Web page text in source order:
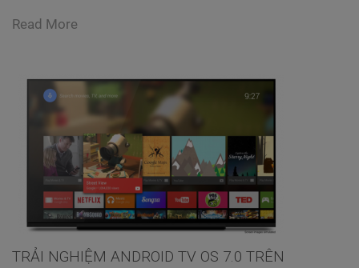
Read More
TRẢI NGHIỆM ANDROID TV OS 7.0 TRÊN